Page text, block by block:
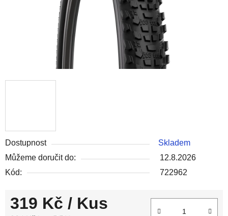
Dostupnost
Skladem
Můžeme doručit do:
12.8.2026
Kód:
722962
319 Kč / Kus